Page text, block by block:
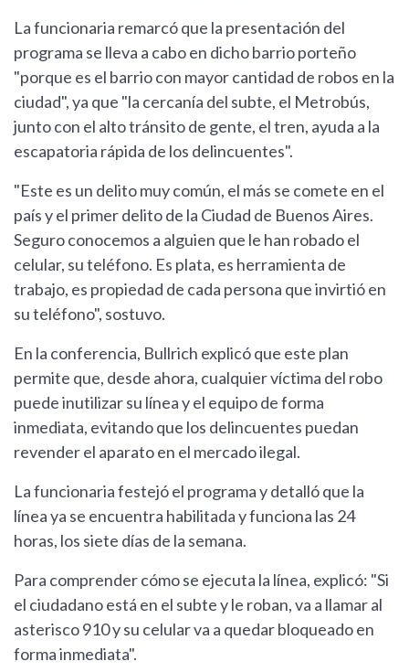
La funcionaria remarcó que la presentación del
programa se lleva a cabo en dicho barrio porteño
"porque es el barrio con mayor cantidad de robos en la
ciudad", ya que "la cercanía del subte, el Metrobús,
junto con el alto tránsito de gente, el tren, ayuda a la
escapatoria rápida de los delincuentes".
"Este es un delito muy común, el más se comete en el
país y el primer delito de la Ciudad de Buenos Aires.
Seguro conocemos a alguien que le han robado el
celular, su teléfono. Es plata, es herramienta de
trabajo, es propiedad de cada persona que invirtió en
su teléfono", sostuvo.
En la conferencia, Bullrich explicó que este plan
permite que, desde ahora, cualquier víctima del robo
puede inutilizar su línea y el equipo de forma
inmediata, evitando que los delincuentes puedan
revender el aparato en el mercado ilegal.
La funcionaria festejó el programa y detalló que la
línea ya se encuentra habilitada y funciona las 24
horas, los siete días de la semana.
Para comprender cómo se ejecuta la línea, explicó: "Si
el ciudadano está en el subte y le roban, va a llamar al
asterisco 910 y su celular va a quedar bloqueado en
forma inmediata".